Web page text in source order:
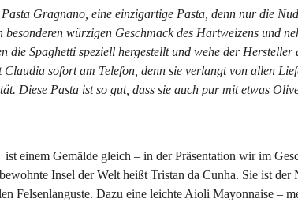
Pasta Gragnano, eine einzigartige Pasta, denn nur die
besonderen würzigen Geschmack des Hartweizens und
die Spaghetti speziell hergestellt und wehe der Hersteller
Claudia sofort am Telefon, denn sie verlangt von allen
Diese Pasta ist so gut, dass sie auch pur mit etwas
einem Gemälde gleich – in der Präsentation wir im
Insel der Welt heißt Tristan da Cunha. Sie ist der
Felsenlanguste. Dazu eine leichte Aioli Mayonnaise –